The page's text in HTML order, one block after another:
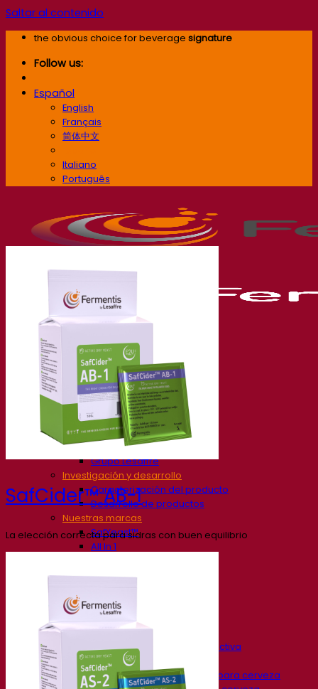
Saltar al contenido
the obvious choice for beverage signature
Follow us:
Español
English
Français
简体中文
Italiano
Português
Nuestra empresa
Sobre nosotros
Expertos en fermentación
El Campus de Fermentis
Un equipo apasionado
Apoyando la creatividad
Grupo Lesaffre
Investigación y desarrollo
Caracterización del producto
Desarrollo de productos
Nuestras marcas
SafYeast™
All In 1
Otros servicios
Catas de bebidas
Soluciones de fermentación
Cerveza
Levadura cervecera seca activa
Bacterias
Auxiliares de fermentación para cerveza
SafCider™ AB-1
La elección correcta para sidras con buen equilibrio